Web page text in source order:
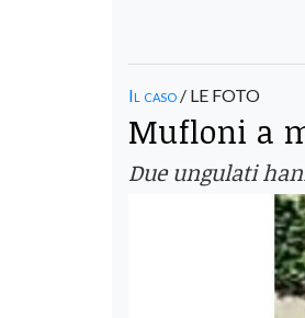
Il caso / LE FOTO
Mufloni a
Due ungulati